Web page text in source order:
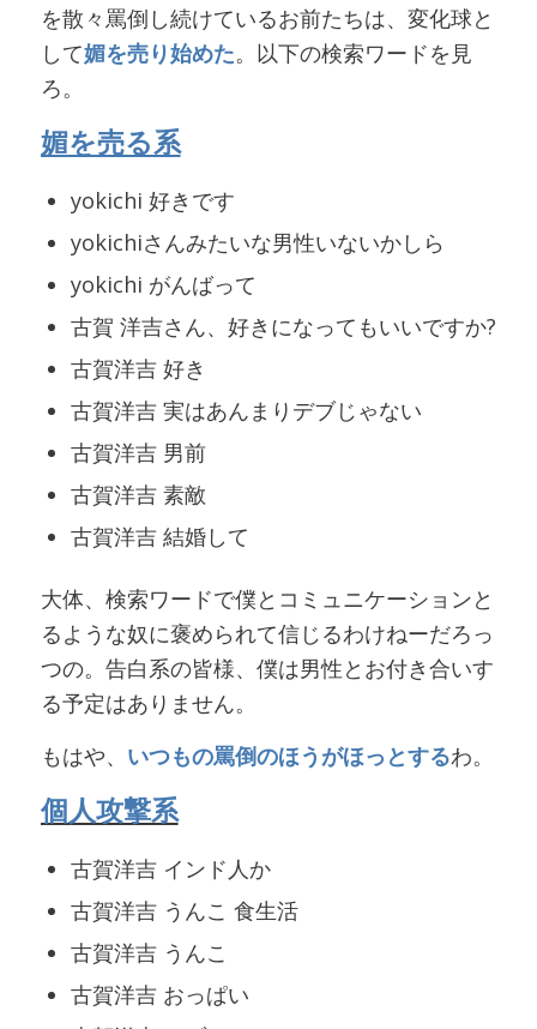
を散々罵倒し続けているお前たちは、変化球と
して媚を売り始めた。以下の検索ワードを見
ろ。
媚を売る系
yokichi 好きです
yokichiさんみたいな男性いないかしら
yokichi がんばって
古賀 洋吉さん、好きになってもいいですか?
古賀洋吉 好き
古賀洋吉 実はあんまりデブじゃない
古賀洋吉 男前
古賀洋吉 素敵
古賀洋吉 結婚して
大体、検索ワードで僕とコミュニケーションと
るような奴に褒められて信じるわけねーだろっ
つの。告白系の皆様、僕は男性とお付き合いす
る予定はありません。
もはや、 いつもの罵倒のほうがほっとするわ。
個人攻撃系
古賀洋吉 インド人か
古賀洋吉 うんこ 食生活
古賀洋吉 うんこ
古賀洋吉 おっぱい